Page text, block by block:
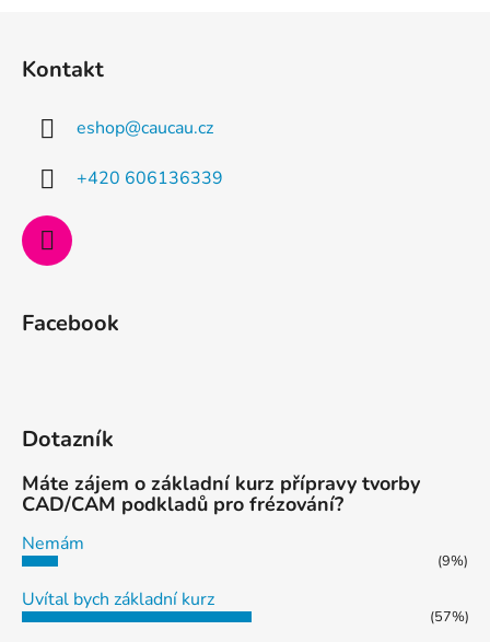
Kontakt
eshop@caucau.cz
+420 606136339
Facebook
Dotazník
Máte zájem o základní kurz přípravy tvorby
CAD/CAM podkladů pro frézování?
Nemám
(9%)
Uvítal bych základní kurz
(57%)